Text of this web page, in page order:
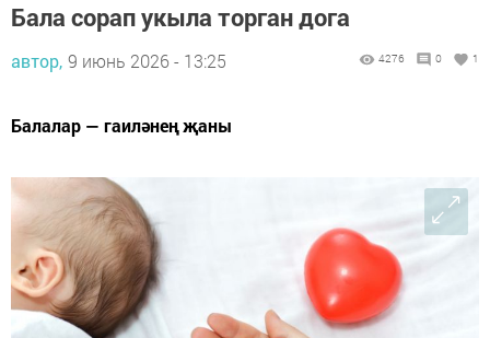
Бала сорап укыла торган дога
автор, 9 июнь 2026 - 13:25 4276 0 1
Балалар — гаиләнең җаны